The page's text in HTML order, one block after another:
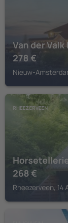
Van der
278 €
Nieuw-
RHEEZERVEEN
268 €
Rheezerveen,